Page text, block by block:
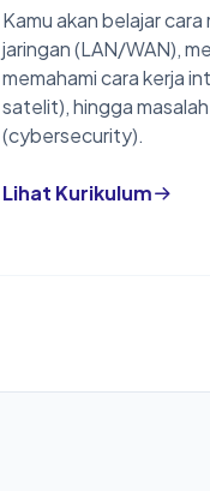
Kamu akan belajar
jaringan (LAN/WAN),
memahami cara kerja
satelit), hingga
(cybersecurity).
Lihat Kurikulum